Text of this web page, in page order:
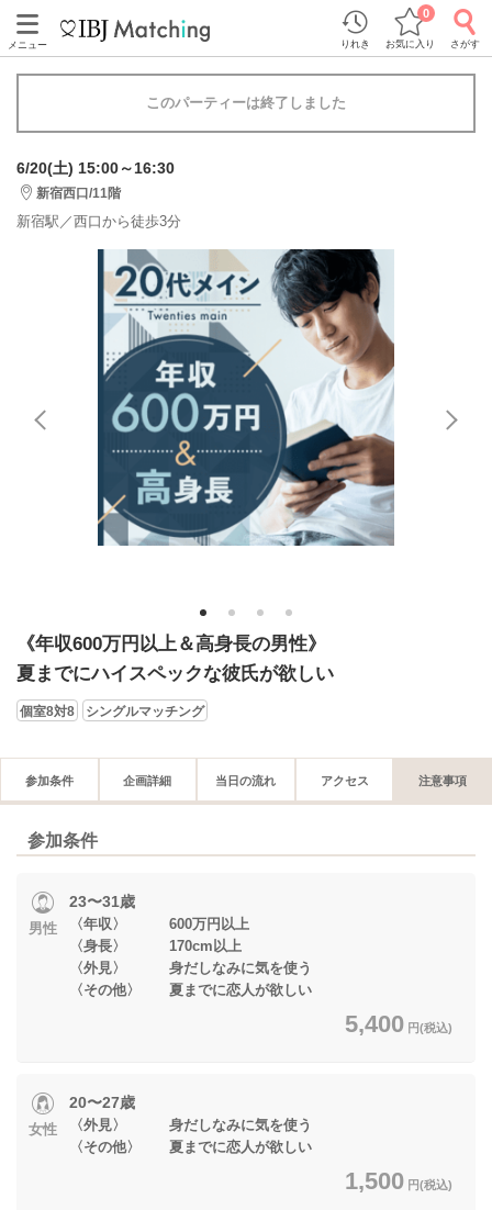
メニュー りれき お気に入り
0
さがす
このパーティーは終了しました
6/20(土) 15:00～16:30
新宿西口/11階
新宿駅／西口から徒歩3分
1 2 3 4
《年収600万円以上＆高身長の男性》
夏までにハイスペックな彼氏が欲しい
個室8対8 シングルマッチング
参加条件 企画詳細 当日の流れ アクセス 注意事項
参加条件
男性
23〜31歳
〈年収〉 600万円以上
〈身長〉 170cm以上
〈外見〉 身だしなみに気を使う
〈その他〉 夏までに恋人が欲しい
5,400 円(税込)
女性
20〜27歳
〈外見〉 身だしなみに気を使う
〈その他〉 夏までに恋人が欲しい
1,500 円(税込)